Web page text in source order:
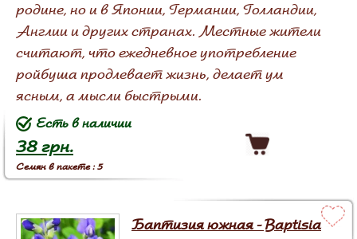
родине, но и в Японии, Германии, Голландии,
Англии и других странах. Местные жители
считают, что ежедневное употребление
ройбуша продлевает жизнь, делает ум
ясным, а мысли быстрыми.
38 грн.
Есть в наличии
Семян в пакете : 5
Баптизия южная - Baptisia